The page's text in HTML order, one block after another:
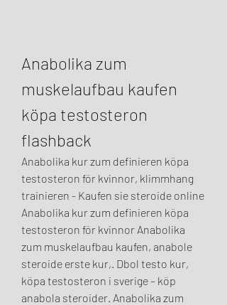
Anabolika zum
muskelaufbau kaufen
köpa testosteron
flashback
Anabolika kur zum definieren köpa
testosteron för kvinnor, klimmhang
trainieren - Kaufen sie steroide online
Anabolika kur zum definieren köpa
testosteron för kvinnor Anabolika
zum muskelaufbau kaufen, anabole
steroide erste kur,. Dbol testo kur,
köpa testosteron i sverige – köp
anabola steroider. Anabolika zum